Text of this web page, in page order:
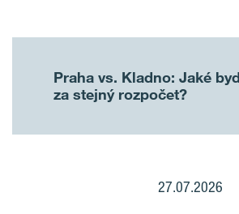
Praha vs. Kladno: Jaké
za stejný rozpočet?
27.07.2026